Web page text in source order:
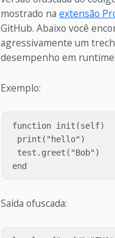
mostrado na extensão
GitHub. Abaixo você
agressivamente um
desempenho em runtime
Exemplo:
function init(self)
print("hello")
test.greet("Bob")
Saída ofuscada: